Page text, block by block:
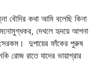
কথা আমি বলেছি কিনা
দেখলে হৃদয়ে আপনা
সেরকম। দুপায়ের ফাঁকের পুরুষ
রোজ রাতে যাদের ভায়াগ্রার